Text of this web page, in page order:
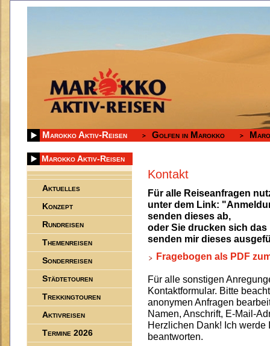
Marokko Aktiv-Reisen Golfen in Marokko
Kontakt
Für alle Reiseanfragen
unter dem Link:
senden dieses ab,
oder Sie drucken sich
senden mir dieses
Fragebogen als PDF
Für alle sonstigen
Kontaktformular. Bitte
anonymen Anfragen
Namen, Anschrift, E-Mail-
Herzlichen Dank! Ich
beantworten.
Marokko Aktiv-Reisen
Aktuelles
Konzept
Rundreisen
Themenreisen
Sonderreisen
Städtetouren
Trekkingtouren
Aktivreisen
Termine 2026